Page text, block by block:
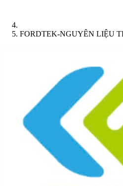
FORDTEK-NGUYÊN LIỆU